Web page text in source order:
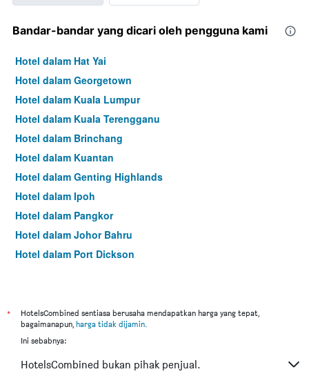
Bandar-bandar yang dicari oleh pengguna kami
Hotel dalam Hat Yai
Hotel dalam Georgetown
Hotel dalam Kuala Lumpur
Hotel dalam Kuala Terengganu
Hotel dalam Brinchang
Hotel dalam Kuantan
Hotel dalam Genting Highlands
Hotel dalam Ipoh
Hotel dalam Pangkor
Hotel dalam Johor Bahru
Hotel dalam Port Dickson
*
HotelsCombined sentiasa berusaha mendapatkan harga yang tepat,
bagaimanapun, harga tidak dijamin.
Ini sebabnya:
HotelsCombined bukan pihak penjual.